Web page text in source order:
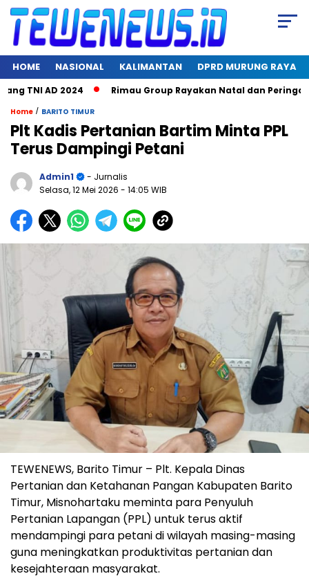
HOME NASIONAL KALIMANTAN DPRD MURUNG RAYA
TNI AD 2024 Rimau Group Rayakan Natal dan Peringati
Home / BARITO TIMUR
Plt Kadis Pertanian Bartim Minta PPL
Terus Dampingi Petani
Admin1
- Jurnalis
Selasa, 12 Mei 2026 - 14:05 WIB
TEWENEWS, Barito Timur – Plt. Kepala Dinas
Pertanian dan Ketahanan Pangan Kabupaten Barito
Timur, Misnohartaku meminta para Penyuluh
Pertanian Lapangan (PPL) untuk terus aktif
mendampingi para petani di wilayah masing-masing
guna meningkatkan produktivitas pertanian dan
kesejahteraan masyarakat.